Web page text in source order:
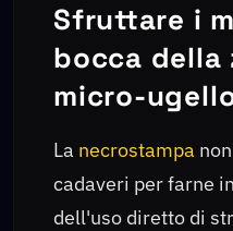
Sfruttare i
bocca della
micro-
La necrostampa
cadaveri per farne
dell'uso diretto di